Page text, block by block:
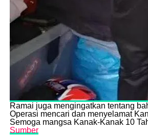
Ramai juga mengingatkan tentang
Operasi mencari dan menyelamat
Semoga mangsa Kanak-Kanak 10
Sumber